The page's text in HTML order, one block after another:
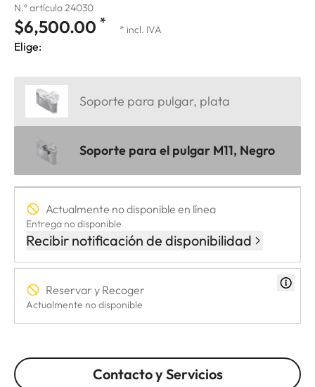
N.º artículo 24030
$6,500.00 * * incl. IVA
Elige:
Soporte para pulgar, plata
Soporte para el pulgar M11, Negro
Actualmente no disponible en línea
Entrega no disponible
Recibir notificación de disponibilidad
Reservar y Recoger
Actualmente no disponible
Contacto y Servicios